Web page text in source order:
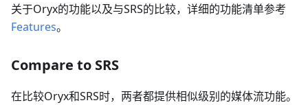
关于Oryx的功能以及与SRS的比较，详细的功能清单参考
Features。
Compare to SRS
在比较Oryx和SRS时，两者都提供相似级别的媒体流功能。